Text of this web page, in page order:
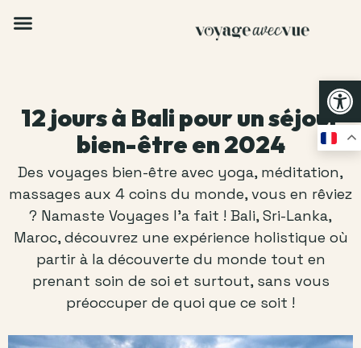
12 jours à Bali pour un séjour
bien-être en 2024
Des voyages bien-être avec yoga, méditation,
massages aux 4 coins du monde, vous en rêviez
? Namaste Voyages l’a fait ! Bali, Sri-Lanka,
Maroc, découvrez une expérience holistique où
partir à la découverte du monde tout en
prenant soin de soi et surtout, sans vous
préoccuper de quoi que ce soit !